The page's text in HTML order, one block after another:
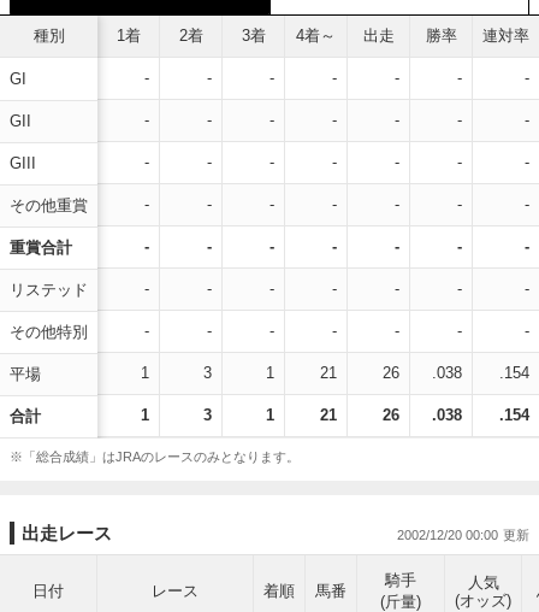
種別
GI
GII
GIII
その他重賞
重賞合計
リステッド
その他特別
平場
合計
1着 2着 3着 4着～ 出走 勝率 連対率
- - - - - - -
- - - - - - -
- - - - - - -
- - - - - - -
- - - - - - -
- - - - - - -
- - - - - - -
1 3 1 21 26 .038 .154
1 3 1 21 26 .038 .154
※「総合成績」はJRAのレースのみとなります。
出走レース 2002/12/20 00:00
日付 レース 着順 馬番
騎手
(斤量)
人気
(オッズ)